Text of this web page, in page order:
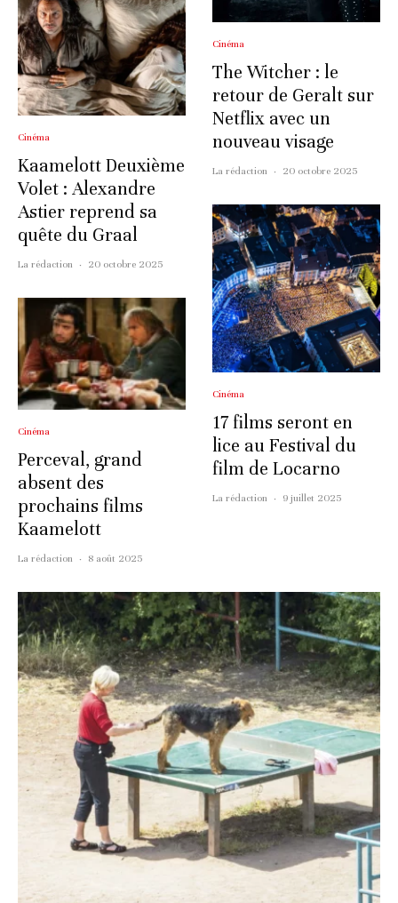
Cinéma
Kaamelott Deuxième
Volet : Alexandre
Astier reprend sa
quête du Graal
La rédaction · 20 octobre 2025
Cinéma
Perceval, grand
absent des
prochains films
Kaamelott
La rédaction · 8 août 2025
Cinéma
The Witcher : le
retour de Geralt sur
Netflix avec un
nouveau visage
La rédaction · 20 octobre 2025
Cinéma
17 films seront en
lice au Festival du
film de Locarno
La rédaction · 9 juillet 2025